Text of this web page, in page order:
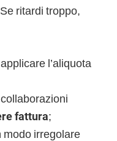
ritardi troppo,
l’aliquota
fattura;
modo irregolare